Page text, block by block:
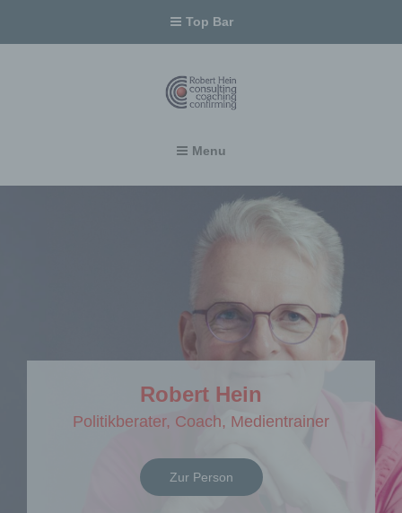
Top Bar
Menu
Robert Hein
Politikberater, Coach, Medientrainer
Zur Person